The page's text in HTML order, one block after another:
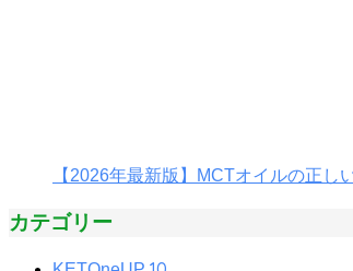
【2026年最新版】MCTオイルの正
カテゴリー